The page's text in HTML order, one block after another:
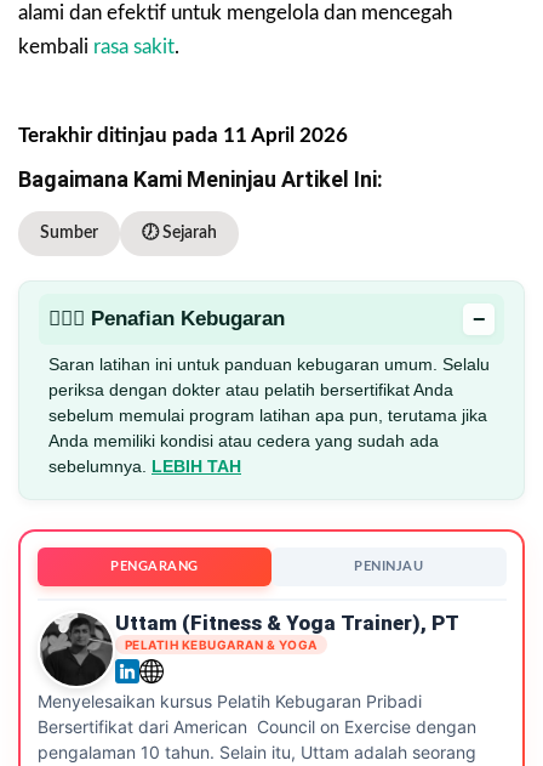
alami dan efektif untuk mengelola dan mencegah
kembali rasa sakit.
Terakhir ditinjau pada 11 April 2026
Bagaimana Kami Meninjau Artikel Ini:
Sumber 🕖 Sejarah
🏋🏻‍♂️ Penafian Kebugaran −
Saran latihan ini untuk panduan kebugaran umum. Selalu
periksa dengan dokter atau pelatih bersertifikat Anda
sebelum memulai program latihan apa pun, terutama jika
Anda memiliki kondisi atau cedera yang sudah ada
sebelumnya. LEBIH TAH
PENGARANG PENINJAU
Uttam (Fitness & Yoga Trainer), PT
PELATIH KEBUGARAN & YOGA
Menyelesaikan kursus Pelatih Kebugaran Pribadi
Bersertifikat dari American Council on Exercise dengan
pengalaman 10 tahun. Selain itu, Uttam adalah seorang